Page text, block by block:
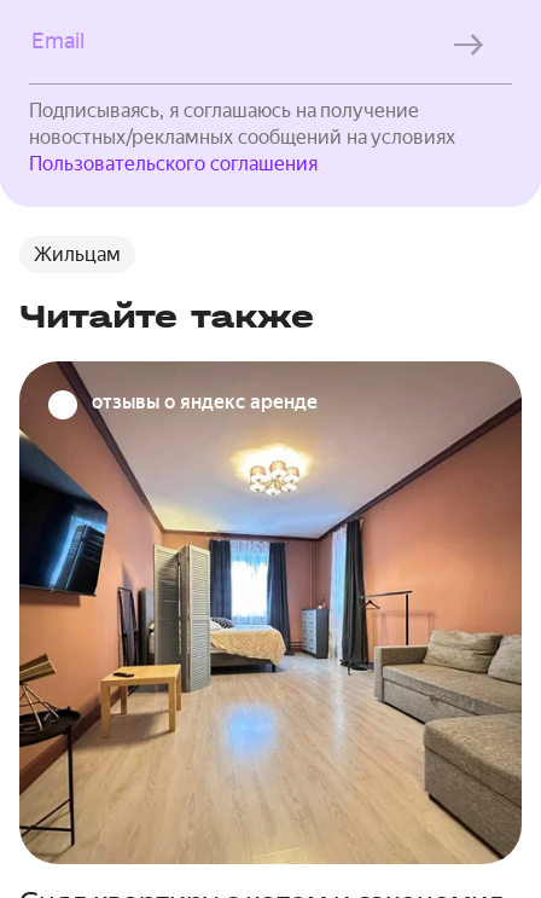
Подписываясь, я соглашаюсь на получение
новостных/рекламных сообщений на условиях
Пользовательского соглашения
Жильцам
Читайте также
отзывы о яндекс аренде